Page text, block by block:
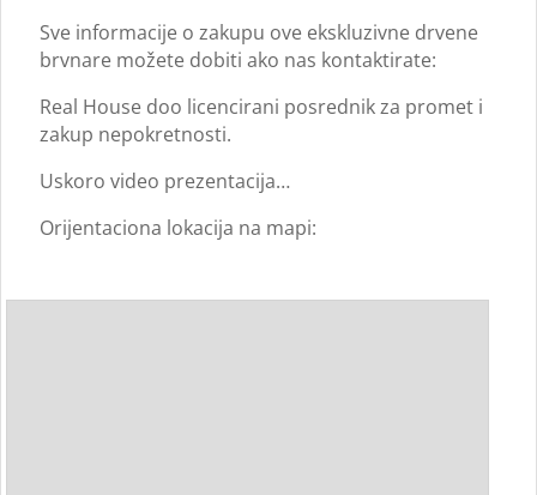
Sve informacije o zakupu ove ekskluzivne drvene
brvnare možete dobiti ako nas kontaktirate:
Real House doo licencirani posrednik za promet i
zakup nepokretnosti.
Uskoro video prezentacija…
Orijentaciona lokacija na mapi: